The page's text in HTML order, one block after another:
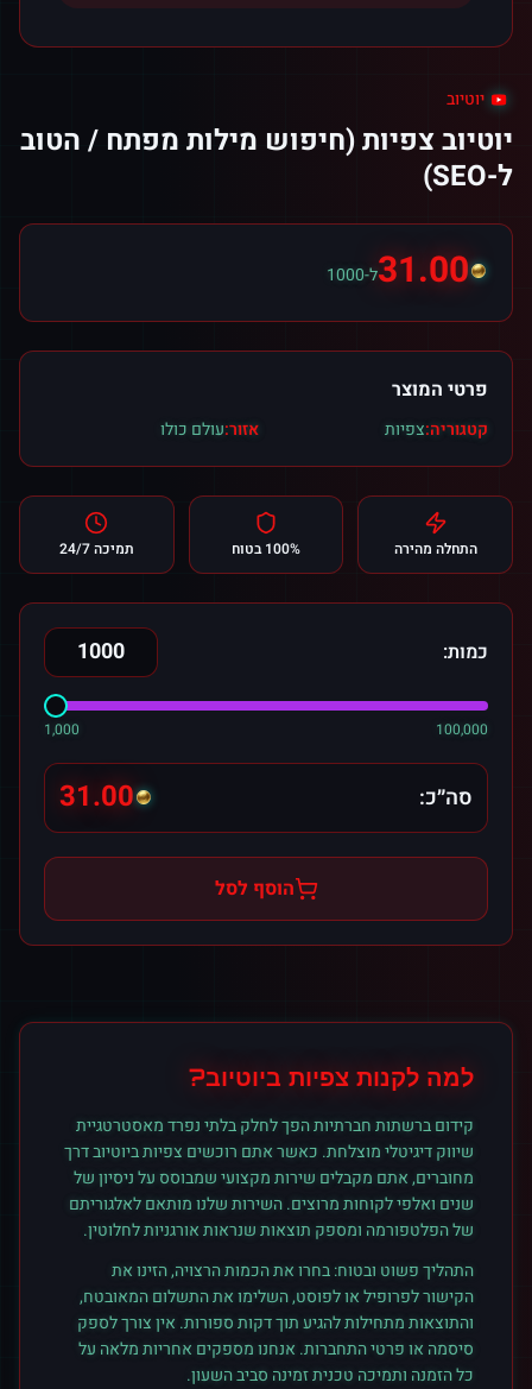
יוטיוב
יוטיוב צפיות (חיפוש מילות מפתח / הטוב
ל-SEO)
31.00ל-1000
פרטי המוצר
קטגוריה:צפיות אזור:עולם כולו
התחלה מהירה 100% בטוח תמיכה 24/7
כמות:
1,000 100,000
סה״כ: 31.00
הוסף לסל
למה לקנות צפיות ביוטיוב?
קידום ברשתות חברתיות הפך לחלק בלתי נפרד מאסטרטגיית
שיווק דיגיטלי מוצלחת. כאשר אתם רוכשים צפיותביוטיובדרך
מחוברים, אתם מקבלים שירות מקצועי שמבוסס על ניסיון של
שנים ואלפי לקוחות מרוצים. השירות שלנו מותאם לאלגוריתם
של הפלטפורמה ומספק תוצאות שנראות אורגניות לחלוטין.
התהליך פשוט ובטוח: בחרו את הכמות הרצויה, הזינו את
הקישור לפרופיל או לפוסט, השלימו את התשלום המאובטח,
והתוצאות מתחילות להגיע תוך דקות ספורות. אין צורך לספק
סיסמה או פרטי התחברות. אנחנו מספקים אחריות מלאה על
כל הזמנה ותמיכה טכנית זמינה סביב השעון.